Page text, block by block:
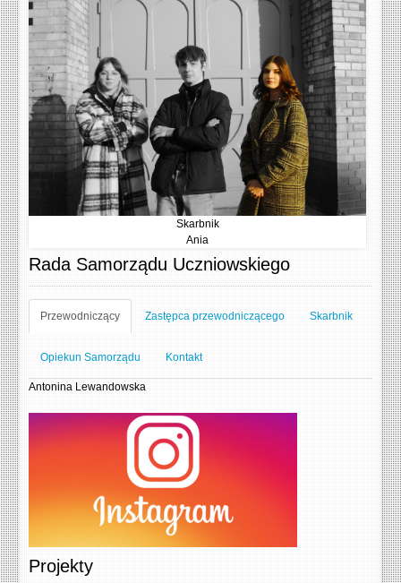
Skarbnik
Ania
Rada Samorządu Uczniowskiego
Przewodniczący Zastępca przewodniczącego Skarbnik
Opiekun Samorządu Kontakt
Antonina Lewandowska
Projekty